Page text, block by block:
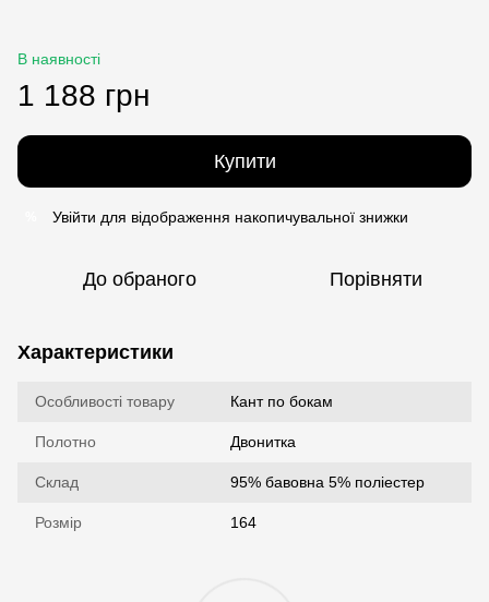
В наявності
1 188 грн
Купити
Увійти для відображення накопичувальної знижки
До обраного Порівняти
Характеристики
Особливості товару Кант по бокам
Полотно Двонитка
Склад 95% бавовна 5% поліестер
Розмір 164